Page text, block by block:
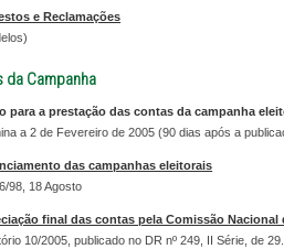
e Reclamações
da Campanha
para a prestação das contas da campanha
a 2 de Fevereiro de 2005 (90 dias após a
das campanhas eleitorais
98, 18 Agosto
final das contas pela Comissão Nacional
10/2005, publicado no DR nº 249, II Série, de